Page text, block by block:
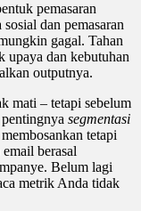
pemasaran
dan pemasaran
gagal. Tahan
upaya dan kebutuhan
outputnya.
mati – tetapi sebelum
segmentasi
tetapi
berasal
Belum lagi
metrik Anda tidak